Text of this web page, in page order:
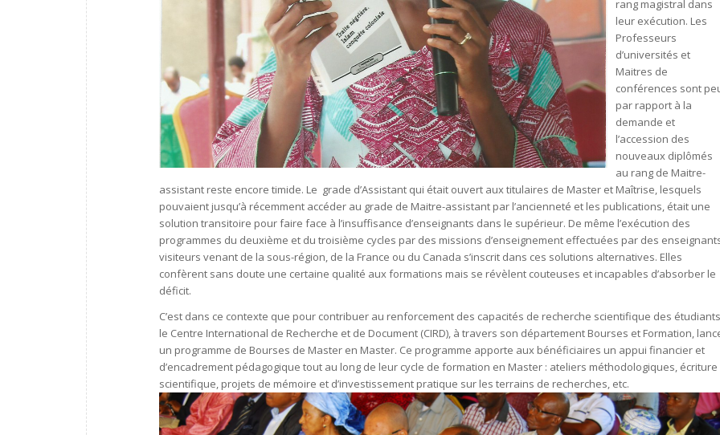
rang magistral dans
leur exécution. Les
Professeurs
d’universités et
Maitres de
conférences sont
par rapport à la
demande et
l’accession des
nouveaux diplômés
au rang de Maitre-
assistant reste encore timide. Le grade d’Assistant qui était ouvert aux titulaires de Master et Maîtrise, lesquels
pouvaient jusqu’à récemment accéder au grade de Maitre-assistant par l’ancienneté et les publications, était une
solution transitoire pour faire face à l’insuffisance d’enseignants dans le supérieur. De même l’exécution des
programmes du deuxième et du troisième cycles par des missions d’enseignement effectuées par des
visiteurs venant de la sous-région, de la France ou du Canada s’inscrit dans ces solutions alternatives. Elles
confèrent sans doute une certaine qualité aux formations mais se révèlent couteuses et incapables d’absorber le
déficit.
C’est dans ce contexte que pour contribuer au renforcement des capacités de recherche scientifique des
le Centre International de Recherche et de Document (CIRD), à travers son département Bourses et Formation,
un programme de Bourses de Master en Master. Ce programme apporte aux bénéficiaires un appui financier et
d’encadrement pédagogique tout au long de leur cycle de formation en Master : ateliers méthodologiques, écriture
scientifique, projets de mémoire et d’investissement pratique sur les terrains de recherches, etc.